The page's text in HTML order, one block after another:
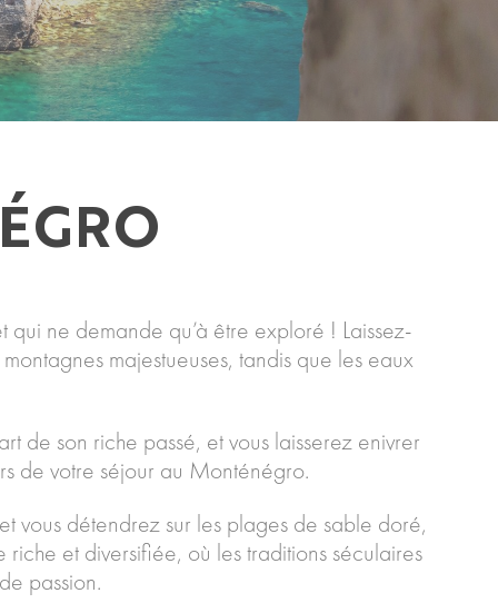
ne demande qu’à être exploré ! Laissez-
majestueuses, tandis que les eaux
de son riche passé, et vous laisserez enivrer
de votre séjour au Monténégro.
vous détendrez sur les plages de sable doré,
et diversifiée, où les traditions séculaires
passion.